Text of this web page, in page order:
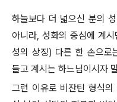
하늘보다 더 넓으신 분의
아니라, 성화의 중심에 계
성의 상징) 다른 한 손으로
들고 계시는 하느님이시자
그런 이유로 비잔틴 형식